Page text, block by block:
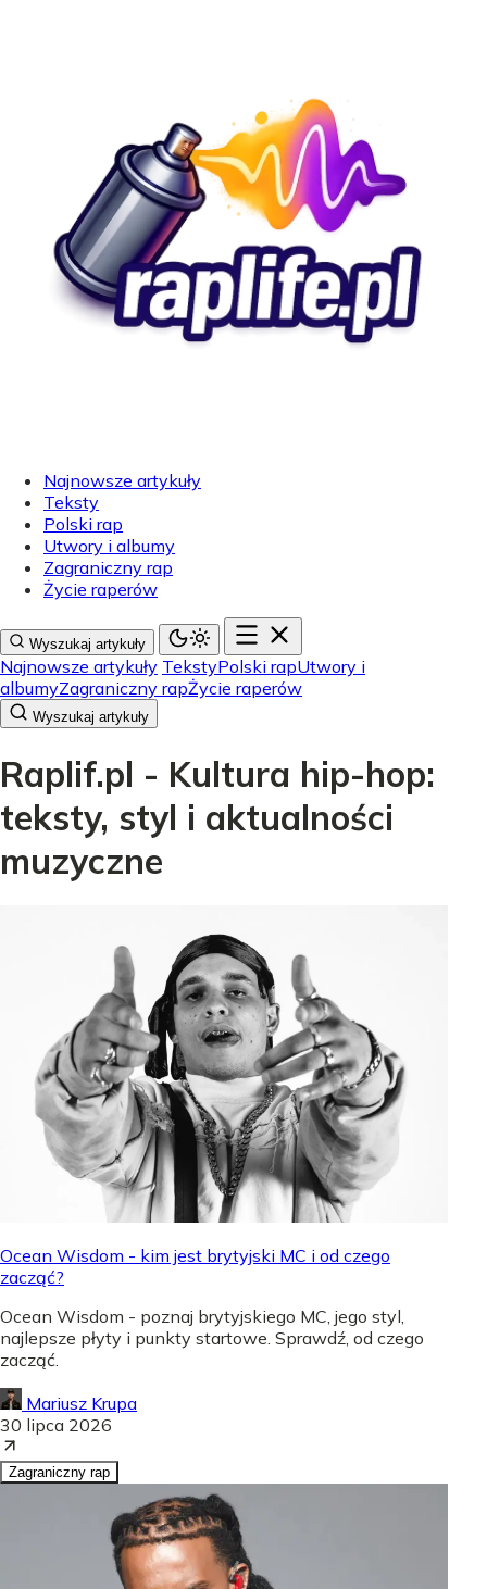
Najnowsze artykuły
Teksty
Polski rap
Utwory i albumy
Zagraniczny rap
Życie raperów
Wyszukaj artykuły
Najnowsze artykuły TekstyPolski rapUtwory i
albumyZagraniczny rapŻycie raperów
Wyszukaj artykuły
Raplif.pl - Kultura hip-hop:
teksty, styl i aktualności
muzyczne
Ocean Wisdom - kim jest brytyjski MC i od czego
zacząć?
Ocean Wisdom - poznaj brytyjskiego MC, jego styl,
najlepsze płyty i punkty startowe. Sprawdź, od czego
zacząć.
Mariusz Krupa
30 lipca 2026
Zagraniczny rap